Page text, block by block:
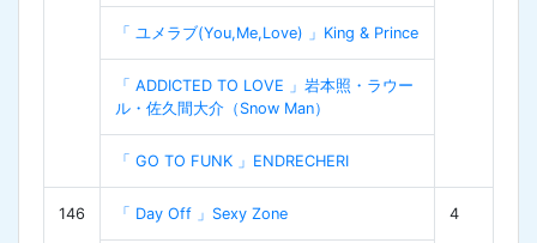
「 ユメラブ(You,Me,Love) 」King & Prince
「 ADDICTED TO LOVE 」岩本照・ラウー
ル・佐久間大介（Snow Man）
「 GO TO FUNK 」ENDRECHERI
146 「 Day Off 」Sexy Zone 4